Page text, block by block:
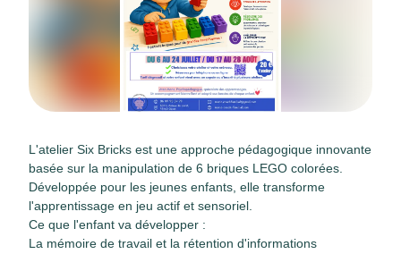
L'atelier Six Bricks est une approche pédagogique innovante
basée sur la manipulation de 6 briques LEGO colorées.
Développée pour les jeunes enfants, elle transforme
l'apprentissage en jeu actif et sensoriel.
Ce que l'enfant va développer :
La mémoire de travail et la rétention d'informations